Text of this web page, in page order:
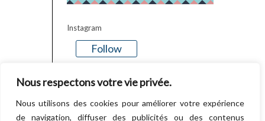
Nous respectons votre vie privée.
Nous utilisons des cookies pour améliorer votre expérience
de navigation, diffuser des publicités ou des contenus
Instagram
Follow